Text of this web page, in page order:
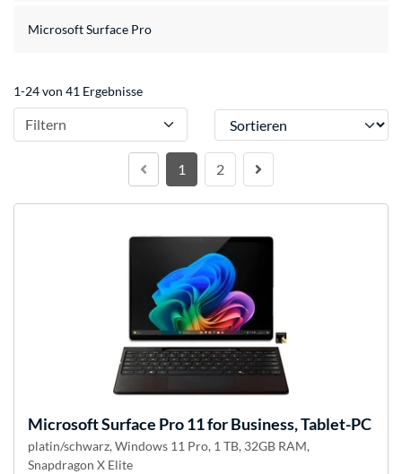
Microsoft Surface Pro
1-24 von 41 Ergebnisse
Filtern Sortieren
1 2
MicrosoftSurface Pro 11 for Business, Tablet-PC
platin/schwarz, Windows 11 Pro, 1 TB, 32GB RAM,
Snapdragon X Elite